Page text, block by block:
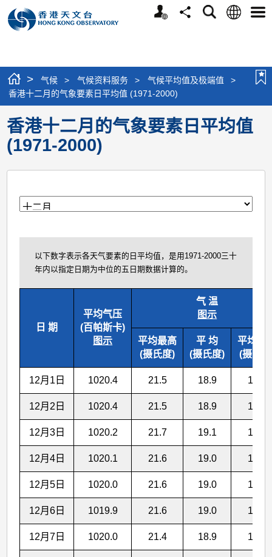
个
分
搜
语
选
> 气候 > 气候资料服务 > 气候平均值及极端值
>
香港十二月的气象要素日平均值 (1971-2000)
香港十二月的气象要素日平均值
(1971-2000)
月
以下数字表示各天气要素的日平均值，是用1971-2000三十
年内以指定日期为中位的五日期数据计算的。
日 期
平均气压
(百帕斯卡)
图示
气 温
图示
平均最高
(摄氏度)
平 均
(摄氏度)
平均最
(摄氏
12月1日 1020.4 21.5 18.9 16.7
12月2日 1020.4 21.5 18.9 16.8
12月3日 1020.2 21.7 19.1 17.0
12月4日 1020.1 21.6 19.0 17.0
12月5日 1020.0 21.6 19.0 16.9
12月6日 1019.9 21.6 19.0 16.9
12月7日 1020.0 21.4 18.9 16.8